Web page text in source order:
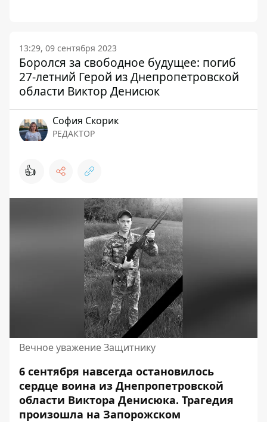
13:29, 09 сентября 2023
Боролся за свободное будущее: погиб
27-летний Герой из Днепропетровской
области Виктор Денисюк
София Скорик
РЕДАКТОР
👍
Вечное уважение Защитнику
6 сентября навсегда остановилось
сердце воина из Днепропетровской
области Виктора Денисюка. Трагедия
произошла на Запорожском